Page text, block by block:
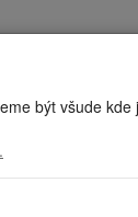
být všude